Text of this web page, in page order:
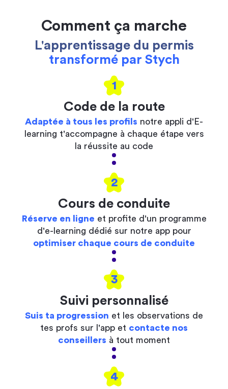
Comment ça marche
L'apprentissage du permis
transformé par Stych
1
Code de la route
Adaptée à tous les profils notre appli d'E-
learning t'accompagne à chaque étape vers
la réussite au code
2
Cours de conduite
Réserve en ligne et profite d'un programme
d'e-learning dédié sur notre app pour
optimiser chaque cours de conduite
3
Suivi personnalisé
Suis ta progression et les observations de
tes profs sur l'app et contacte nos
conseillers à tout moment
4